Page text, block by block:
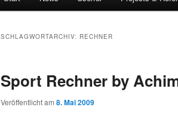
SCHLAGWORTARCHIV: RECHNER
Sport Rechner by
Veröffentlicht am 8. Mai 2009